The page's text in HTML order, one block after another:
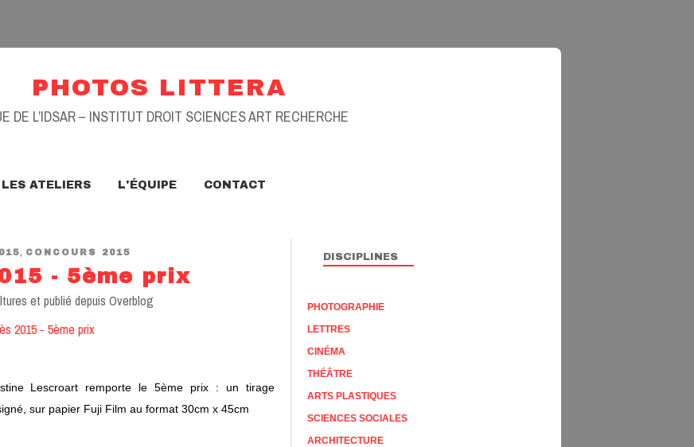
PHOTOS LITTERA
DE L’IDSAR – INSTITUT DROIT SCIENCES ART RECHERCHE
LES ATELIERS L'ÉQUIPE CONTACT
, CONCOURS 2015
- 5ème prix
et publié depuis Overblog
Lescroart remporte le 5ème prix :un tirage
sur papier Fuji Film au format 30cm x 45cm
DISCIPLINES
PHOTOGRAPHIE
LETTRES
CINÉMA
THÉÂTRE
ARTS PLASTIQUES
SCIENCES SOCIALES
ARCHITECTURE